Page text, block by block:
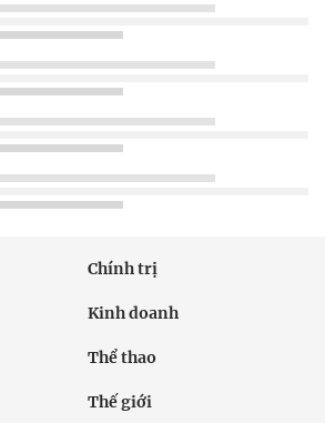
Chính trị
Kinh doanh
Thể thao
Thế giới